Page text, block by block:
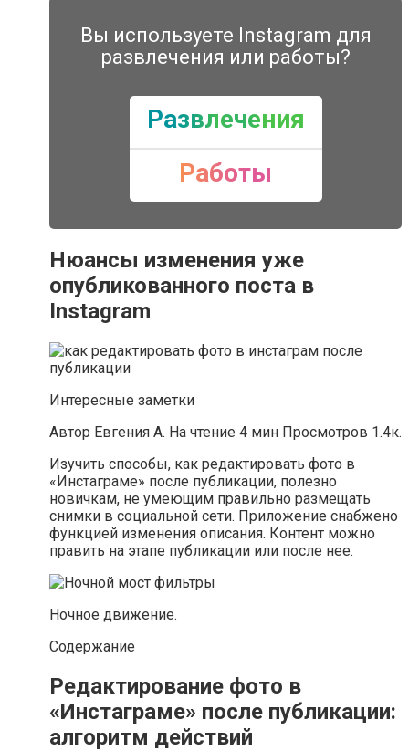
Вы используете Instagram для
развлечения или работы?
Развлечения
Работы
Нюансы изменения уже
опубликованного поста в
Instagram
Интересные заметки
Автор Евгения А. На чтение 4 мин Просмотров 1.4к.
Изучить способы, как редактировать фото в
«Инстаграме» после публикации, полезно
новичкам, не умеющим правильно размещать
снимки в социальной сети. Приложение снабжено
функцией изменения описания. Контент можно
править на этапе публикации или после нее.
Ночное движение.
Содержание
Редактирование фото в
«Инстаграме» после публикации:
алгоритм действий